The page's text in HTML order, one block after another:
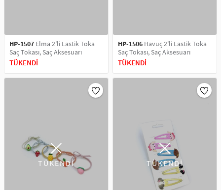
HP-1507 Elma 2'li Lastik Toka
Saç Tokası, Saç Aksesuarı
TÜKENDİ
HP-1506 Havuç 2'li Lastik Toka
Saç Tokası, Saç Aksesuarı
TÜKENDİ
TÜKENDİ TÜKENDİ